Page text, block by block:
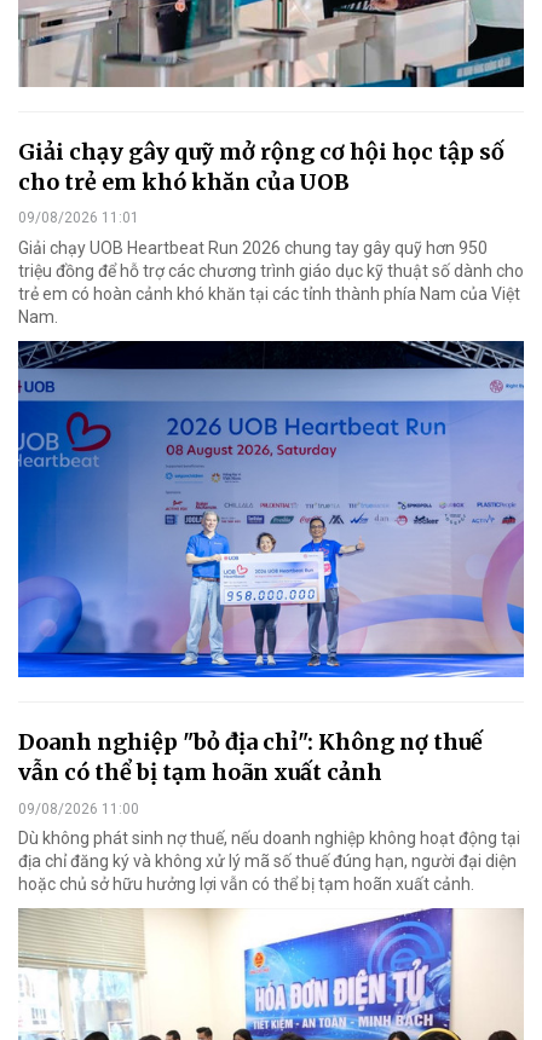
Giải chạy gây quỹ mở rộng cơ hội học tập số
cho trẻ em khó khăn của UOB
09/08/2026 11:01
Giải chạy UOB Heartbeat Run 2026 chung tay gây quỹ hơn 950
triệu đồng để hỗ trợ các chương trình giáo dục kỹ thuật số dành cho
trẻ em có hoàn cảnh khó khăn tại các tỉnh thành phía Nam của Việt
Nam.
Doanh nghiệp "bỏ địa chỉ": Không nợ thuế
vẫn có thể bị tạm hoãn xuất cảnh
09/08/2026 11:00
Dù không phát sinh nợ thuế, nếu doanh nghiệp không hoạt động tại
địa chỉ đăng ký và không xử lý mã số thuế đúng hạn, người đại diện
hoặc chủ sở hữu hưởng lợi vẫn có thể bị tạm hoãn xuất cảnh.